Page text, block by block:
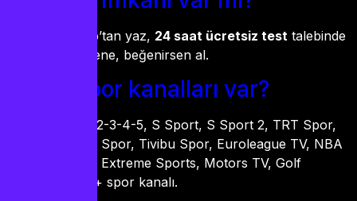
Var. WhatsApp’tan yaz, 24 saat ücretsiz test talebinde
bulun. Önce dene, beğenirsen al.
Hangi spor kanalları var?
beIN Sports 1-2-3-4-5, S Sport, S Sport 2, TRT Spor,
TRT Spor 2, A Spor, Tivibu Spor, Euroleague TV, NBA
TV, Fight Club, Extreme Sports, Motors TV, Golf
Channel… 150+ spor kanalı.